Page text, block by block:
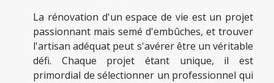
La rénovation d'un espace de vie est un projet
passionnant mais semé d'embûches, et trouver
l'artisan adéquat peut s'avérer être un véritable
défi. Chaque projet étant unique, il est
primordial de sélectionner un professionnel qui